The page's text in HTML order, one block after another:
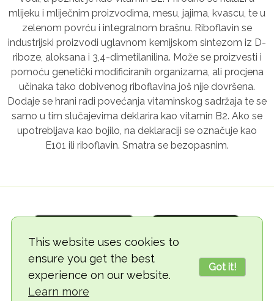
This website uses cookies to
ensure you get the best
experience on our website.
Learn more
Got it!
mlijeku i mliječnim proizvodima, mesu, jajima, kvascu, te u
zelenom povrću i integralnom brašnu. Riboflavin se
industrijski proizvodi uglavnom kemijskom sintezom iz D-
riboze, aloksana i 3,4-dimetilanilina. Može se proizvesti i
pomoću genetički modificiranih organizama, ali procjena
učinaka tako dobivenog riboflavina još nije dovršena.
Dodaje se hrani radi povećanja vitaminskog sadržaja te se
samo u tim slučajevima deklarira kao vitamin B2. Ako se
upotrebljava kao bojilo, na deklaraciji se označuje kao
E101 ili riboflavin. Smatra se bezopasnim.
© 2018-2026 TheVegCat